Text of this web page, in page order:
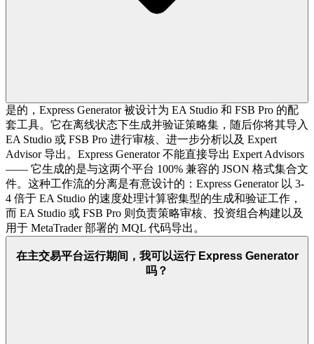
是的，Express Generator 被设计为 EA Studio 和 FSB Pro 的配
套工具。它在离线状态下生成并验证策略集，随后你将其导入
EA Studio 或 FSB Pro 进行审核、进一步分析以及 Expert
Advisor 导出。Express Generator 不能直接导出 Expert Advisors
—— 它生成的是与这两个平台 100% 兼容的 JSON 格式集合文
件。这种工作流的分离是有意设计的：Express Generator 以 3-
4 倍于 EA Studio 的速度处理计算密集型的生成和验证工作，
而 EA Studio 或 FSB Pro 则负责策略审核、投资组合构建以及
用于 MetaTrader 部署的 MQL 代码导出。
在主交易平台运行期间，我可以运行 Express Generator
吗？